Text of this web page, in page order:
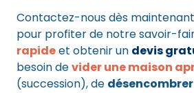
Contactez-nous dès
pour profiter de notre savoir-
rapideet obtenir un devis
besoin devider une maison
(succession), de